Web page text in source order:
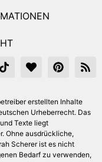
erstellten Inhalte
Urheberrecht. Das
Texte liegt
Ohne ausdrückliche,
Scherer ist es nicht
Bedarf zu verwenden,